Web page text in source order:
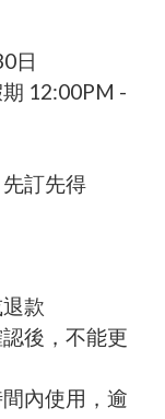
日
12:00PM -
訂先得
款
後，不能更
內使用，逾